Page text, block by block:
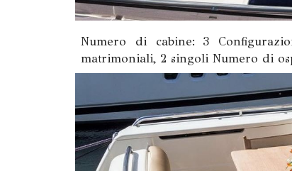
Numero di cabine: 3
matrimoniali, 2 singoli Numero di